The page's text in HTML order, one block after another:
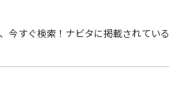
今すぐ検索！ ナビタに掲載されている